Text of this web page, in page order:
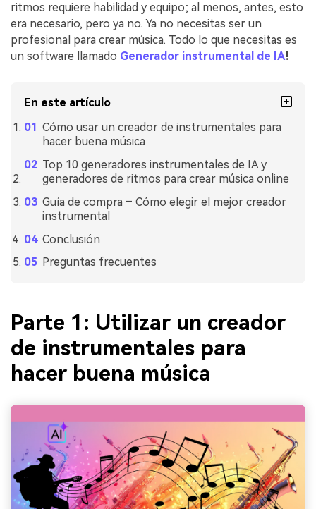
ritmos requiere habilidad y equipo; al menos, antes, esto
era necesario, pero ya no. Ya no necesitas ser un
profesional para crear música. Todo lo que necesitas es
un software llamado Generador instrumental de IA!
En este artículo
Cómo usar un creador de instrumentales para
hacer buena música
Top 10 generadores instrumentales de IA y
generadores de ritmos para crear música online
Guía de compra – Cómo elegir el mejor creador
instrumental
Conclusión
Preguntas frecuentes
Parte 1: Utilizar un creador
de instrumentales para
hacer buena música